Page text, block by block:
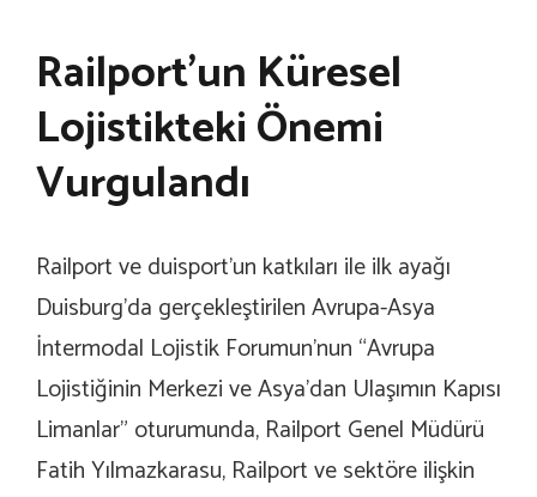
Railport’un Küresel
Lojistikteki Önemi
Vurgulandı
Railport ve duisport’un katkıları ile ilk ayağı
Duisburg’da gerçekleştirilen Avrupa-Asya
İntermodal Lojistik Forumun’nun “Avrupa
Lojistiğinin Merkezi ve Asya’dan Ulaşımın Kapısı
Limanlar” oturumunda, Railport Genel Müdürü
Fatih Yılmazkarasu, Railport ve sektöre ilişkin